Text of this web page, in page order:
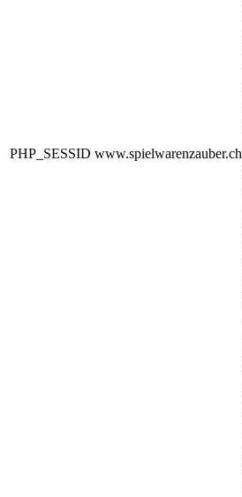
PHP_SESSID www.spielwarenzauber.ch